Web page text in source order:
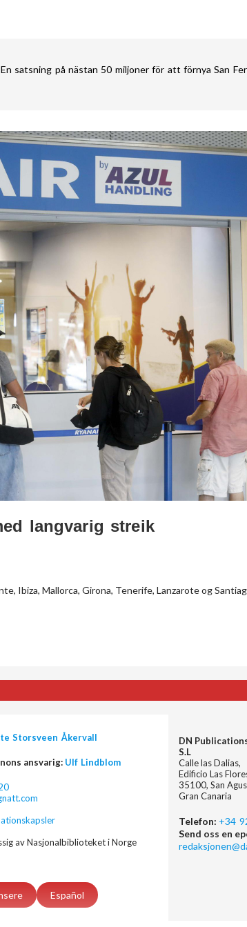
En satsning på nästan 50 miljoner för att förnya San
langvarig streik
Ibiza, Mallorca, Girona, Tenerife, Lanzarote og
Storsveen Åkervall
ansvarig: Ulf Lindblom
av Nasjonalbiblioteket i Norge
Español
DN
S.L
Calle las Dalias,
Edificio Las
35100, San
Gran Canaria
Telefon: +34
Send oss en